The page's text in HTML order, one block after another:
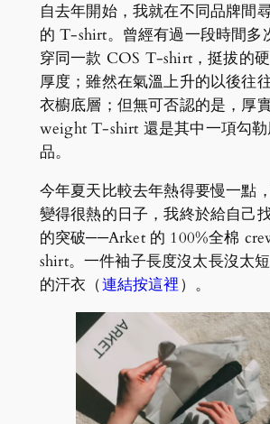
自去年開始，我就在不同品牌間
的 T-shirt。曾經有過一段時間多
穿同一款 COS T-shirt，挺拔的
厚度；雖然在氣溫上升的以後往
衣櫥底層；但無可否認的是，厚
weight T-shirt 還是其中一項勾
品。
今年夏天比較去年熱得要慢一點
變得很熱的日子，我終於給自己
的突破──Arket 的 100%全棉
shirt。一件袖子長度沒太長沒太
的汗衣（連結按這裡）。